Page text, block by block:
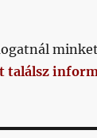
találsz